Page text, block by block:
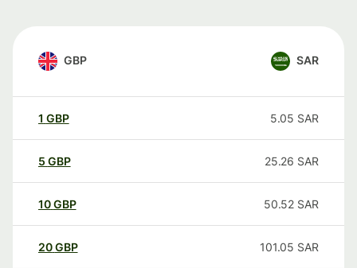
GBP SAR
1 GBP 5.05 SAR
5 GBP 25.26 SAR
10GBP 50.52 SAR
20GBP 101.05 SAR